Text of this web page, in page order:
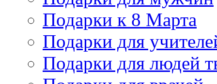
Подарки к 8 Марта
Подарки для
Подарки для людей